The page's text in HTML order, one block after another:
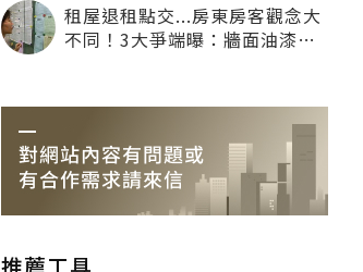
租屋退租點交...房東房客觀念大
不同！3大爭端曝：牆面油漆、